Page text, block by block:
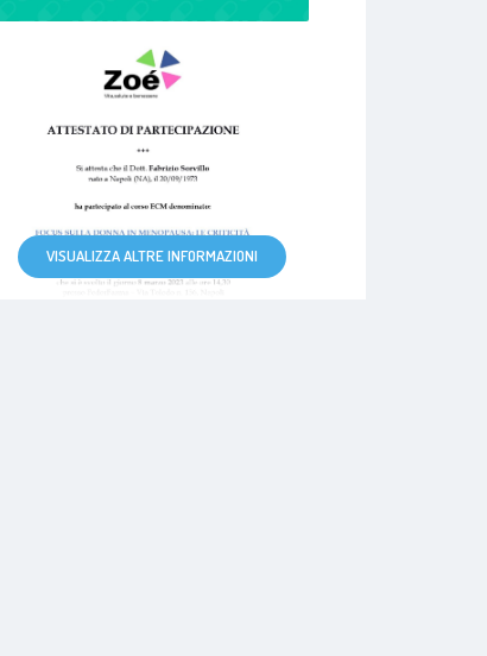
VISUALIZZA ALTRE INFORMAZIONI